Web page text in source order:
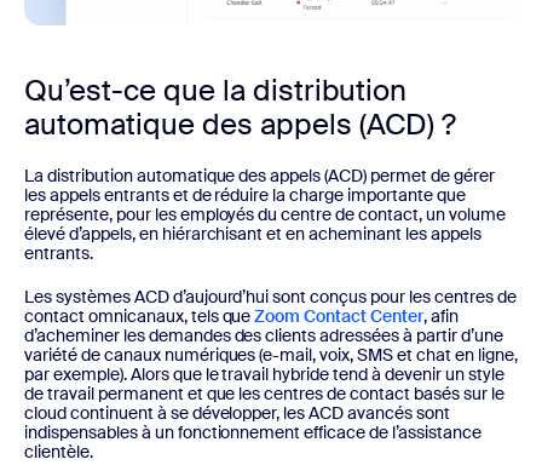
Qu’est-ce que la distribution
automatique des appels (ACD) ?
La distribution automatique des appels (ACD) permet de gérer
les appels entrants et de réduire la charge importante que
représente, pour les employés du centre de contact, un volume
élevé d’appels, en hiérarchisant et en acheminant les appels
entrants.
Les systèmes ACD d’aujourd’hui sont conçus pour les centres de
contact omnicanaux, tels queZoom Contact Center, afin
d’acheminer les demandes des clients adressées à partir d’une
variété de canaux numériques (e-mail, voix, SMS et chat en ligne,
par exemple). Alors que le travail hybride tend à devenir un style
de travail permanent et que les centres de contact basés sur le
cloud continuent à se développer, les ACD avancés sont
indispensables à un fonctionnement efficace de l’assistance
clientèle.